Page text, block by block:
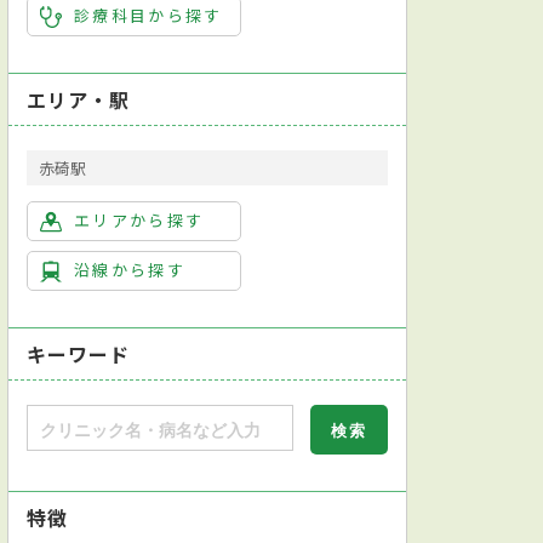
診療科目から探す
エリア・駅
赤碕駅
エリアから探す
沿線から探す
キーワード
特徴